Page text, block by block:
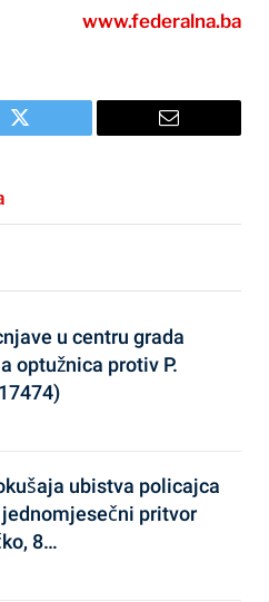
www.federalna.ba
Twitter Email
u centru grada
optužnica protiv P.
ubistva policajca
pritvor
8…